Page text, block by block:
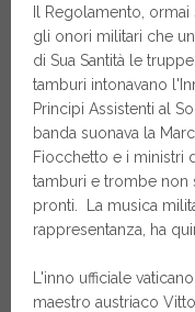
Il Regolamento,
gli onori militari che
di Sua Santità le
tamburi intonavano
Principi Assistenti al
banda suonava la
Fiocchetto e i ministri
tamburi e trombe non
pronti. La musica
rappresentanza, ha
L'inno ufficiale
maestro austriaco